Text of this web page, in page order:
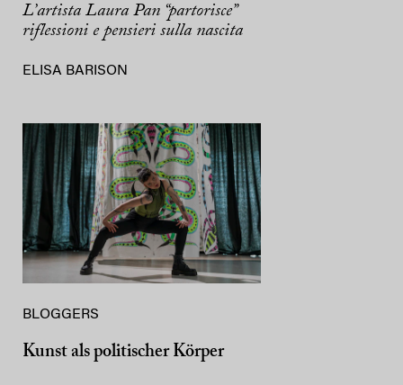
L’artista Laura Pan “partorisce”
riflessioni e pensieri sulla nascita
ELISA BARISON
BLOGGERS
Kunst als politischer Körper